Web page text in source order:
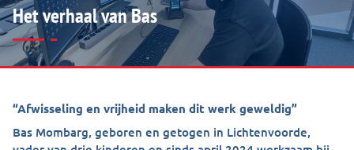
Het verhaal van Bas
“Afwisseling en vrijheid maken dit werk geweldig”
Bas Mombarg, geboren en getogen in Lichtenvoorde,